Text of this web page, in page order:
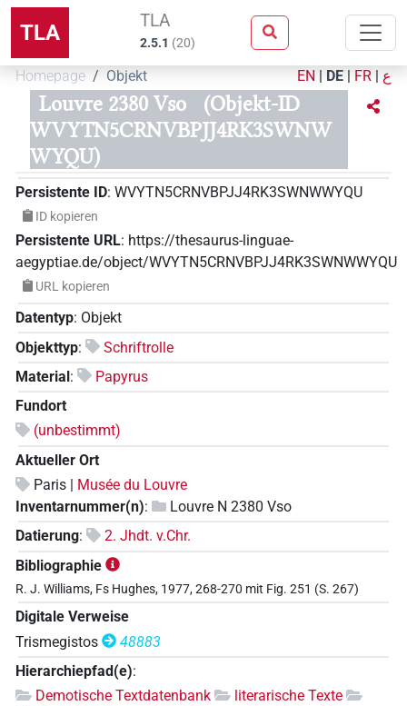
TLA TLA
2.5.1 (20)
Homepage Objekt EN | DE | FR | ع
Louvre 2380 Vso
(Objekt-ID
WVYTN5CRNVBPJJ4RK3SWNW
WYQU)
Persistente ID: WVYTN5CRNVBPJJ4RK3SWNWWYQU
ID kopieren
Persistente URL: https://thesaurus-linguae-
aegyptiae.de/object/WVYTN5CRNVBPJJ4RK3SWNWWYQU
URL kopieren
Datentyp: Objekt
Objekttyp:
Schriftrolle
Material:
Papyrus
Fundort
(unbestimmt)
Aktueller Ort
Paris | Musée du Louvre
Inventarnummer(n):
Louvre N 2380 Vso
Datierung:
2. Jhdt. v.Chr.
Bibliographie
R. J. Williams, Fs Hughes, 1977, 268-270 mit Fig. 251 (S. 267)
Digitale Verweise
Trismegistos
48883
Hierarchiepfad(e):
Demotische Textdatenbank
literarische Texte